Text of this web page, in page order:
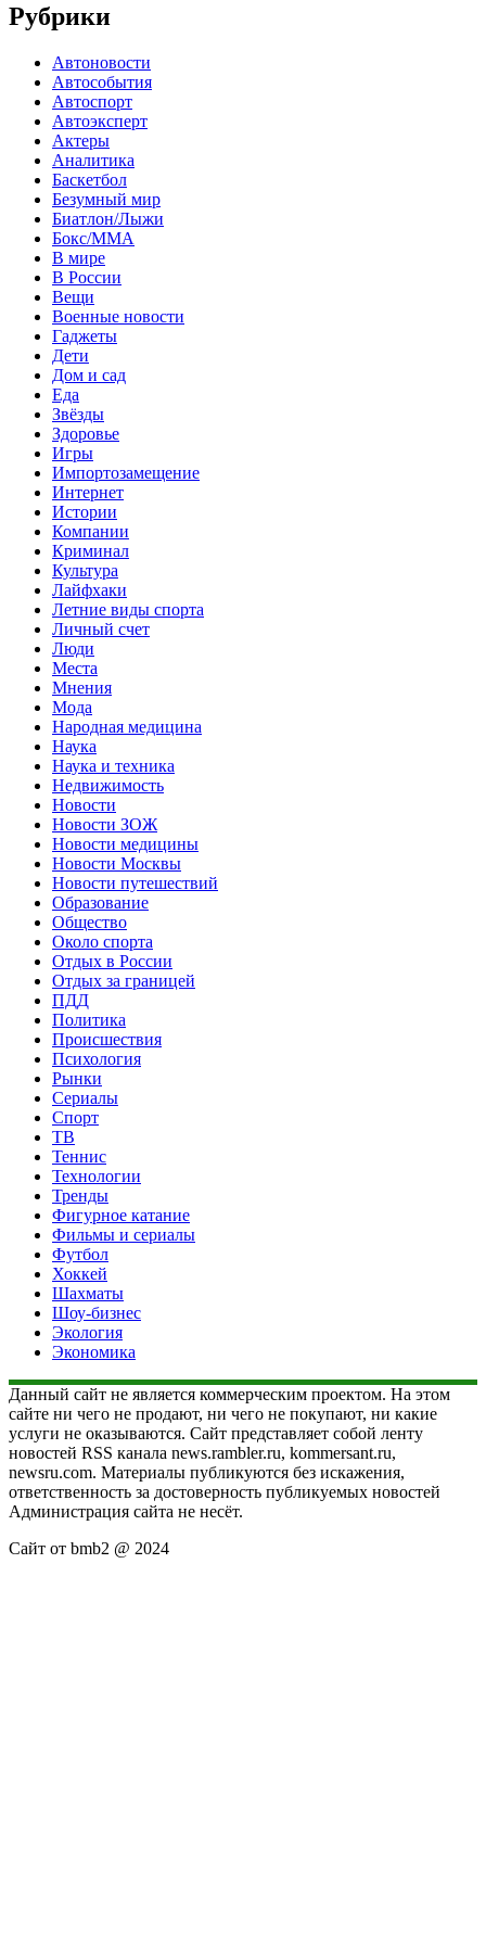
Рубрики
Автоновости
Автособытия
Автоспорт
Автоэксперт
Актеры
Аналитика
Баскетбол
Безумный мир
Биатлон/Лыжи
Бокс/MMA
В мире
В России
Вещи
Военные новости
Гаджеты
Дети
Дом и сад
Еда
Звёзды
Здоровье
Игры
Импортозамещение
Интернет
Истории
Компании
Криминал
Культура
Лайфхаки
Летние виды спорта
Личный счет
Люди
Места
Мнения
Мода
Народная медицина
Наука
Наука и техника
Недвижимость
Новости
Новости ЗОЖ
Новости медицины
Новости Москвы
Новости путешествий
Образование
Общество
Около спорта
Отдых в России
Отдых за границей
ПДД
Политика
Происшествия
Психология
Рынки
Сериалы
Спорт
ТВ
Теннис
Технологии
Тренды
Фигурное катание
Фильмы и сериалы
Футбол
Хоккей
Шахматы
Шоу-бизнес
Экология
Экономика
Данный сайт не является коммерческим проектом. На этом
сайте ни чего не продают, ни чего не покупают, ни какие
услуги не оказываются. Сайт представляет собой ленту
новостей RSS канала news.rambler.ru, kommersant.ru,
newsru.com. Материалы публикуются без искажения,
ответственность за достоверность публикуемых новостей
Администрация сайта не несёт.
Сайт от bmb2 @ 2024